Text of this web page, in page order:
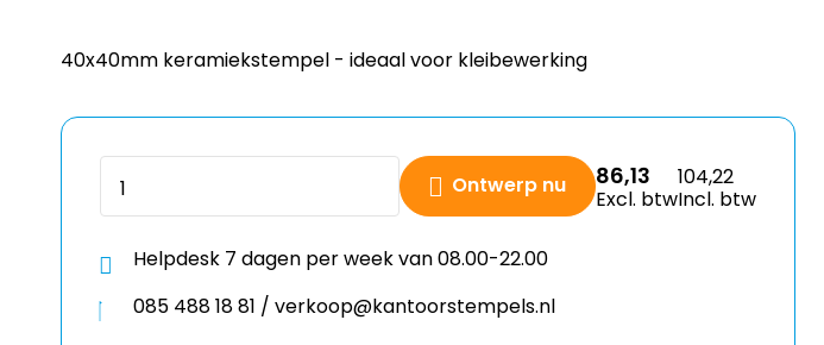
40x40mm keramiekstempel - ideaal voor kleibewerking
Ontwerp nu 86,13
Excl. btw
104,22
Incl. btw
Helpdesk 7 dagen per week van 08.00-22.00
085 488 18 81 / verkoop@kantoorstempels.nl